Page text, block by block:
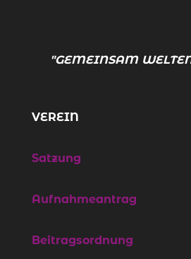
"GEMEINSAM
VEREIN
Satzung
Aufnahmeantrag
Beitragsordnung